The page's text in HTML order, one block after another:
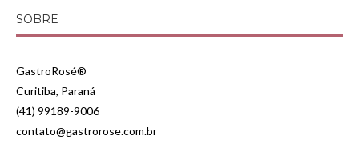
SOBRE
GastroRosé®
Curitiba, Paraná
(41) 99189-9006
contato@gastrorose.com.br